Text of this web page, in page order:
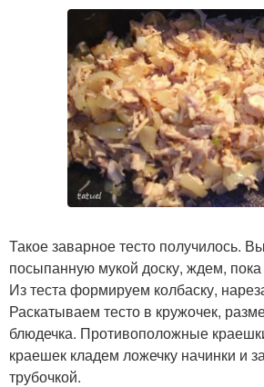
Такое заварное тесто получилось.
посыпанную мукой доску, ждем, пока
Из теста формируем колбаску,
Раскатываем тесто в кружочек,
блюдечка. Противоположные
краешек кладем ложечку начинки и
трубочкой.